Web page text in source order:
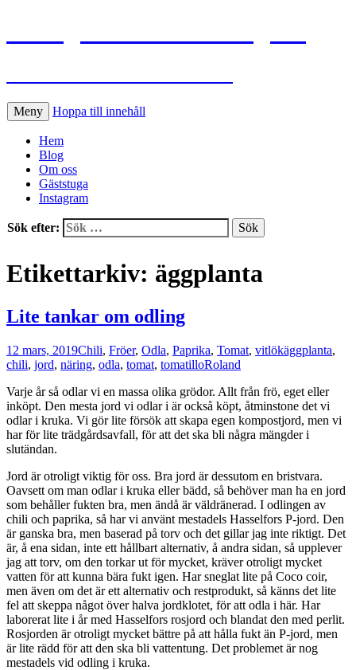
Meny Hoppa till innehåll
Hem
Blog
Om oss
Gäststuga
Instagram
Sök efter:
Etikettarkiv: äggplanta
Lite tankar om odling
12 mars, 2019Chili, Fröer, Odla, Paprika, Tomat, vitlökäggplanta,
chili, jord, näring, odla, tomat, tomatilloRoland
Varje år så odlar vi en massa olika grödor. Allt från frö, eget eller
inköpt. Den mesta jord vi odlar i är också köpt, åtminstone det vi
odlar i kruka. Vi gör lite försök att skapa egen kompostjord, men vi
har för lite trädgårdsavfall, för att det ska bli några mängder i
slutändan.
Jord är otroligt viktig för oss. Bra jord är dessutom en bristvara.
Oavsett om man odlar i kruka eller bädd, så behöver man ha en jord
som behåller fukten bra, men ändå är väldränerad. I odlingen av
chili och paprika, så har vi använt mestadels Hasselfors P-jord. Den
är ganska bra, men baserad på torv och det gillar jag inte riktigt. Det
är, å ena sidan, inte ett hållbart alternativ, å andra sidan, så upplever
jag att torv, om den torkar ut för mycket, kräver otroligt mycket
vatten för att kunna bära fukt igen. Har sneglat lite på Coco coir,
men även om det är ett alternativ och restprodukt, så känns det lite
fel att skeppa något över halva jordklotet, för att odla i här. Har
laborerat lite i år med Hasselfors rosjord och blandat den med perlit.
Rosjorden är otroligt mycket bättre på att hålla fukt än P-jord, men
är lite rädd för att den ska bli vattentung. Det problemet är nog
mestadels vid odling i kruka.